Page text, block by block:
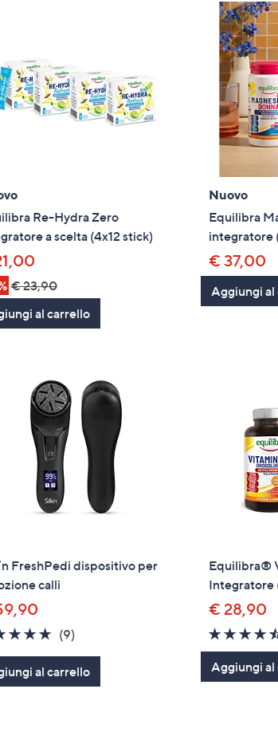
Re-Hydra Zero
a scelta (4x12 stick)
€ 23,90
al carrello
Nuovo
Equilibra
integratore
€ 37,00
Aggiungi
FreshPedi dispositivo per
calli
4.7
of
5
Stars
(9)9
Recensioni
al carrello
Equilibra®
Integratore
€ 28,90
Aggiungi